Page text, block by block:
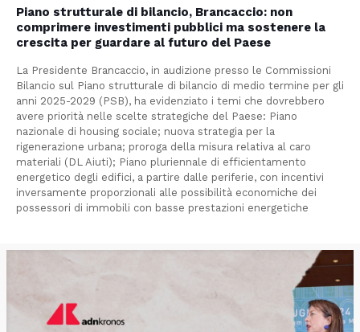
Piano strutturale di bilancio, Brancaccio: non
comprimere investimenti pubblici ma sostenere la
crescita per guardare al futuro del Paese
La Presidente Brancaccio, in audizione presso le Commissioni
Bilancio sul Piano strutturale di bilancio di medio termine per gli
anni 2025-2029 (PSB), ha evidenziato i temi che dovrebbero
avere priorità nelle scelte strategiche del Paese: Piano
nazionale di housing sociale; nuova strategia per la
rigenerazione urbana; proroga della misura relativa al caro
materiali (DL Aiuti); Piano pluriennale di efficientamento
energetico degli edifici, a partire dalle periferie, con incentivi
inversamente proporzionali alle possibilità economiche dei
possessori di immobili con basse prestazioni energetiche